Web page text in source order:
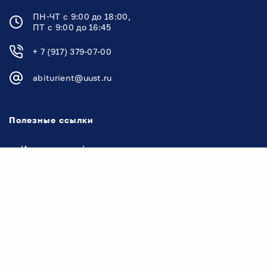
ПН-ЧТ с 9:00 до 18:00,
ПТ с 9:00 до 16:45
+ 7 (917) 379-07-00
abiturient@uust.ru
Полезные ссылки
Институты и факультеты